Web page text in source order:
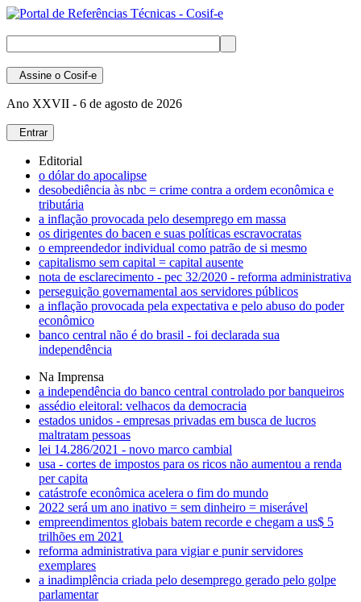
Assine o Cosif-e
Ano XXVII - 6 de agosto de 2026
Entrar
Editorial
o dólar do apocalipse
desobediência às nbc = crime contra a ordem econômica e
tributária
a inflação provocada pelo desemprego em massa
os dirigentes do bacen e suas políticas escravocratas
o empreendedor individual como patrão de si mesmo
capitalismo sem capital = capital ausente
nota de esclarecimento - pec 32/2020 - reforma administrativa
perseguição governamental aos servidores públicos
a inflação provocada pela expectativa e pelo abuso do poder
econômico
banco central não é do brasil - foi declarada sua
independência
Na Imprensa
a independência do banco central controlado por banqueiros
assédio eleitoral: velhacos da democracia
estados unidos - empresas privadas em busca de lucros
maltratam pessoas
lei 14.286/2021 - novo marco cambial
usa - cortes de impostos para os ricos não aumentou a renda
per capita
catástrofe econômica acelera o fim do mundo
2022 será um ano inativo = sem dinheiro = miserável
empreendimentos globais batem recorde e chegam a us$ 5
trilhões em 2021
reforma administrativa para vigiar e punir servidores
exemplares
a inadimplência criada pelo desemprego gerado pelo golpe
parlamentar